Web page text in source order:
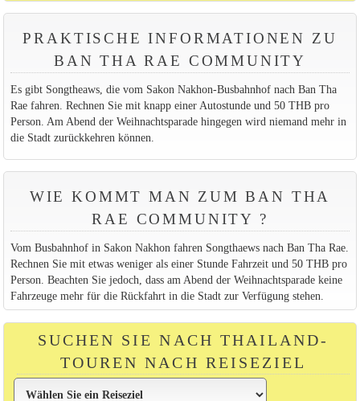
PRAKTISCHE INFORMATIONEN ZU
BAN THA RAE COMMUNITY
Es gibt Songtheaws, die vom Sakon Nakhon-Busbahnhof nach Ban Tha
Rae fahren. Rechnen Sie mit knapp einer Autostunde und 50 THB pro
Person. Am Abend der Weihnachtsparade hingegen wird niemand mehr in
die Stadt zurückkehren können.
WIE KOMMT MAN ZUM BAN THA
RAE COMMUNITY ?
Vom Busbahnhof in Sakon Nakhon fahren Songthaews nach Ban Tha Rae.
Rechnen Sie mit etwas weniger als einer Stunde Fahrzeit und 50 THB pro
Person. Beachten Sie jedoch, dass am Abend der Weihnachtsparade keine
Fahrzeuge mehr für die Rückfahrt in die Stadt zur Verfügung stehen.
SUCHEN SIE NACH THAILAND-
TOUREN NACH REISEZIEL